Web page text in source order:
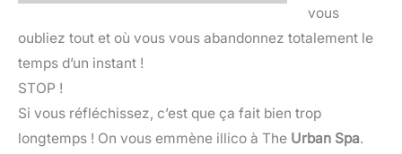
vous
oubliez tout et où vous vous abandonnez totalement le
temps d’un instant !
STOP !
Si vous réfléchissez, c’est que ça fait bien trop
longtemps ! On vous emmène illico à The Urban Spa.